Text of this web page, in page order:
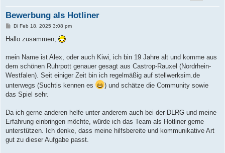
Bewerbung als Hotliner
B
i
a
Di Feb 18, 2025 3:08 pm
Hallo zusammen,
mein Name ist Alex, oder auch Kiwi, ich bin 19 Jahre alt und komme aus
dem schönen Ruhrpott genauer gesagt aus Castrop-Rauxel (Nordrhein-
Westfalen). Seit einiger Zeit bin ich regelmäßig auf stellwerksim.de
unterwegs (Suchtis kennen es
) und schätze die Community sowie
das Spiel sehr.
Da ich gerne anderen helfe unter anderem auch bei der DLRG und meine
Erfahrung einbringen möchte, würde ich das Team als Hotliner gerne
unterstützen. Ich denke, dass meine hilfsbereite und kommunikative Art
gut zu dieser Aufgabe passt.